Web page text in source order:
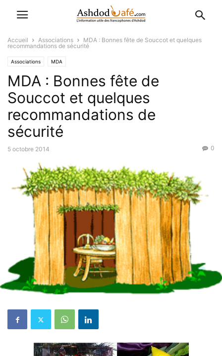
Accueil Associations
MDA : Bonnes fête de Souccot et quelques
recommandations de sécurité
Associations MDA
MDA : Bonnes fête de
Souccot et quelques
recommandations de
sécurité
5 octobre 2014 0